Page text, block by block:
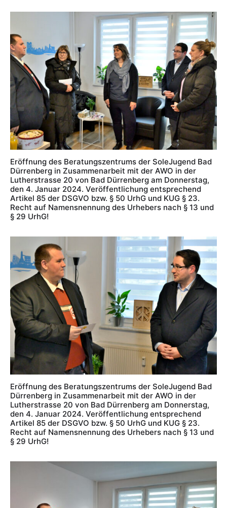
Eröffnung des Beratungszentrums der SoleJugend Bad
Dürrenberg in Zusammenarbeit mit der AWO in der
Lutherstrasse 20 von Bad Dürrenberg am Donnerstag,
den 4. Januar 2024. Veröffentlichung entsprechend
Artikel 85 der DSGVO bzw. § 50 UrhG und KUG § 23.
Recht auf Namensnennung des Urhebers nach § 13 und
§ 29 UrhG!
Eröffnung des Beratungszentrums der SoleJugend Bad
Dürrenberg in Zusammenarbeit mit der AWO in der
Lutherstrasse 20 von Bad Dürrenberg am Donnerstag,
den 4. Januar 2024. Veröffentlichung entsprechend
Artikel 85 der DSGVO bzw. § 50 UrhG und KUG § 23.
Recht auf Namensnennung des Urhebers nach § 13 und
§ 29 UrhG!